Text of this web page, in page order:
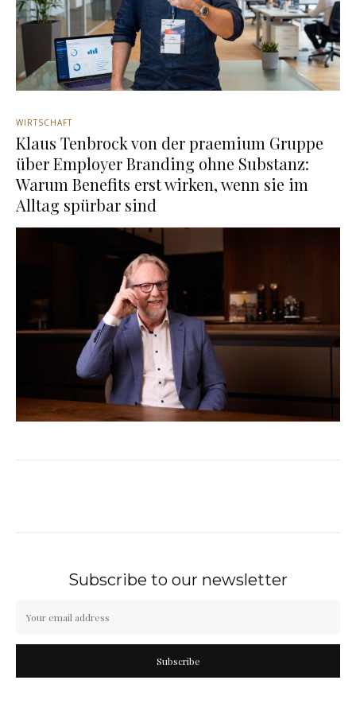
WIRTSCHAFT
Klaus Tenbrock von der praemium Gruppe
über Employer Branding ohne Substanz:
Warum Benefits erst wirken, wenn sie im
Alltag spürbar sind
Subscribe to our newsletter
Subscribe